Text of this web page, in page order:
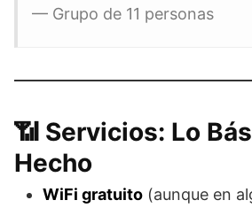
— Grupo de 11 personas
📶 Servicios: Lo
Hecho
WiFi gratuito (aunque en